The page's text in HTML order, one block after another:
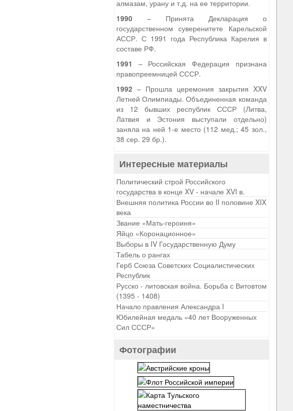
алмазам, урану и т.д. на ее территории.
1990– Принята Декларация о
государственном суверенитете Карельской
АССР. С 1991 года Республика Карелия в
составе РФ.
1991 – Российская Федерация признана
правопреемницей СССР.
1992– Прошла церемония закрытия XXV
Летней Олимпиады. Объединенная команда
из 12 бывших республик СССР (Литва,
Латвия и Эстония выступали отдельно)
заняла на ней 1-е место (112 мед.; 45 зол.,
38 сер. 29 бр.).
Интересные материалы
Политический строй Российского
государства в конце XV - начале XVI в.
Внешняя политика России во II половине XIX
века
Звание «Мать-героиня»
Яйцо «Коронационное»
Выборы в IV Государственную Думу
Табель о рангах
Герб Союза Советских Социалистических
Республик
Русско - литовская война. Борьба с Витовтом
(1395 - 1408)
Начало правления Александра I
Юбилейная медаль «40 лет Вооруженных
Сил СССР»
Фотографии